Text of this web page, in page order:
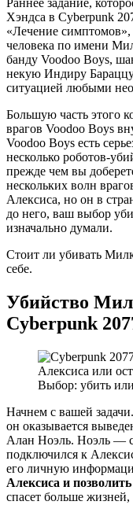
Раннее задание,
Хэндса в Cyberpunk
«Лечение
человека по имени
банду Voodoo Boys,
некую Индиру
ситуацией любыми
Большую часть этого
врагов Voodoo Boys
Voodoo Boys есть
несколько роботов-
прежде чем вы
нескольких волн
Алексиса, но он в
до него, ваш выбор
изначально думали.
Стоит ли убивать
себе.
Убийство
Cyberpunk
Выбор: убить
Начнем с вашей
он оказывается
Алан Ноэль. Ноэль —
подключился к
его личную
Алексиса и
спасет больше